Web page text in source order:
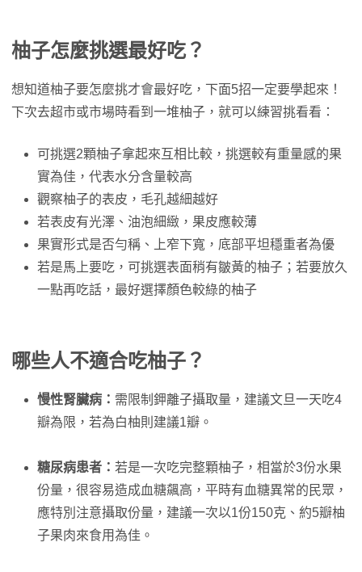
柚子怎麼挑選最好吃？
想知道柚子要怎麼挑才會最好吃，下面5招一定要學起來！
下次去超市或市場時看到一堆柚子，就可以練習挑看看：
可挑選2顆柚子拿起來互相比較，挑選較有重量感的果
實為佳，代表水分含量較高
觀察柚子的表皮，毛孔越細越好
若表皮有光澤、油泡細緻，果皮應較薄
果實形式是否勻稱、上窄下寬，底部平坦穩重者為優
若是馬上要吃，可挑選表面稍有皺黃的柚子；若要放久
一點再吃話，最好選擇顏色較綠的柚子
哪些人不適合吃柚子？
慢性腎臟病： 需限制鉀離子攝取量，建議文旦一天吃4
瓣為限，若為白柚則建議1瓣。
糖尿病患者： 若是一次吃完整顆柚子，相當於3份水果
份量，很容易造成血糖飆高，平時有血糖異常的民眾，
應特別注意攝取份量，建議一次以1份150克、約5瓣柚
子果肉來食用為佳。